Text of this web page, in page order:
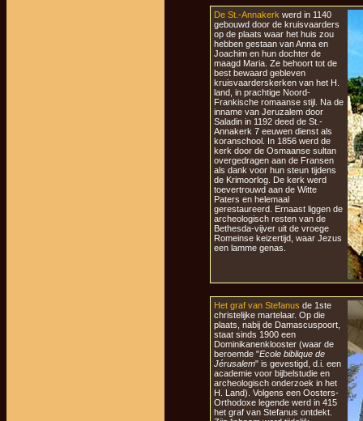
De St.-Annakerk werd in 1140
gebouwd door de kruisvaarders
op de plaats waar het huis zou
hebben gestaan van Anna en
Joachim en hun dochter de
maagd Maria. Ze behoort tot de
best bewaard gebleven
kruisvaarderskerken van het H.
land, in prachtige Noord-
Frankische romaanse stijl. Na de
inname van Jeruzalem door
Saladin in 1192 deed de St.-
Annakerk 7 eeuwen dienst als
koranschool. In 1856 werd de
kerk door de Osmaanse sultan
overgedragen aan de Fransen
als dank voor hun steun tijdens
de Krimoorlog. De kerk werd
toevertrouwd aan de Witte
Paters en helemaal
gerestaureerd. Ernaast liggen de
archeologisch resten van de
Bethesda-vijver uit de vroege
Romeinse keizertijd, waar Jezus
een lamme genas.
Het graf van Stefanus de 1ste
christelijke martelaar. Op die
plaats, nabij de Damascuspoort,
staat sinds 1900 een
Dominikanenklooster (waar de
beroemde "Ecole biblique de
Jérusalem" is gevestigd, d.i. een
academie voor bijbelstudie en
archeologisch onderzoek in het
H. Land). Volgens een Oosters-
Orthodoxe legende werd in 415
het graf van Stefanus ontdekt.